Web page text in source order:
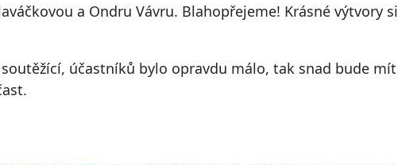
a Ondru Vávru. Blahopřejeme! Krásné výtvory si
účastníků bylo opravdu málo, tak snad bude mít